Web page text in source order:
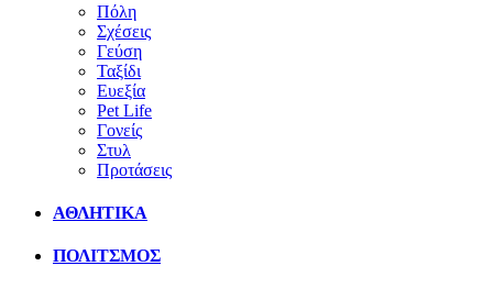
Πόλη
Σχέσεις
Γεύση
Ταξίδι
Ευεξία
Pet Life
Γονείς
Στυλ
Προτάσεις
ΑΘΛΗΤΙΚΑ
ΠΟΛΙΤΣΜΟΣ